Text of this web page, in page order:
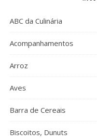
ABC da Culinária
Acompanhamentos
Arroz
Aves
Barra de Cereais
Biscoitos, Dunuts